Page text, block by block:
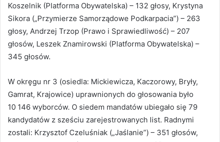
Koszelnik (Platforma Obywatelska) – 132 głosy, Krystyna
Sikora („Przymierze Samorządowe Podkarpacia”) – 263
głosy, Andrzej Trzop (Prawo i Sprawiedliwość) – 207
głosów, Leszek Znamirowski (Platforma Obywatelska) –
345 głosów.
W okręgu nr 3 (osiedla: Mickiewicza, Kaczorowy, Bryły,
Gamrat, Krajowice) uprawnionych do głosowania było
10 146 wyborców. O siedem mandatów ubiegało się 79
kandydatów z sześciu zarejestrowanych list. Radnymi
zostali: Krzysztof Czeluśniak („Jaślanie”) – 351 głosów,